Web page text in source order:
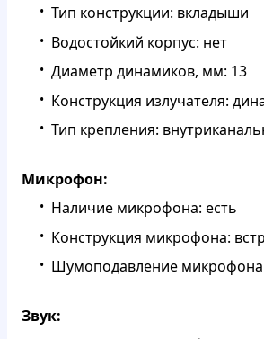
Тип конструкции: вкладыши
Водостойкий корпус: нет
Диаметр динамиков, мм: 13
Конструкция излучателя:
Тип крепления:
Микрофон:
Наличие микрофона: есть
Конструкция микрофона:
Шумоподавление микрофона:
Звук: